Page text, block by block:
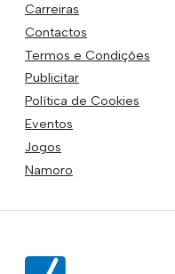
Carreiras
Contactos
Termos e Condições
Publicitar
Política de Cookies
Eventos
Jogos
Namoro